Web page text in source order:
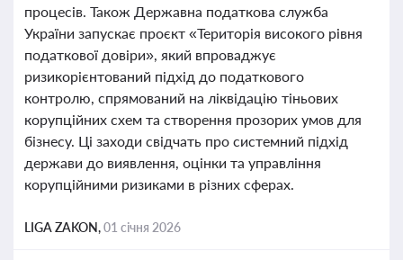
процесів. Також Державна податкова служба
України запускає проєкт «Територія високого рівня
податкової довіри», який впроваджує
ризикорієнтований підхід до податкового
контролю, спрямований на ліквідацію тіньових
корупційних схем та створення прозорих умов для
бізнесу. Ці заходи свідчать про системний підхід
держави до виявлення, оцінки та управління
корупційними ризиками в різних сферах.
LIGA ZAKON,01 січня 2026